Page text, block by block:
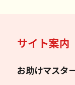
サイト案内
お助けマスタ